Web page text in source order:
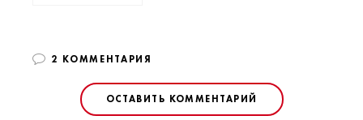
2 КОММЕНТАРИЯ
ОСТАВИТЬ КОММЕНТАРИЙ